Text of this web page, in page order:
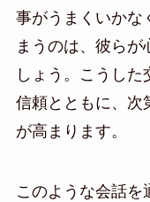
事がうまくいか
まうのは、彼ら
しょう。こうし
信頼とともに、次
が高まります。
このような会話を